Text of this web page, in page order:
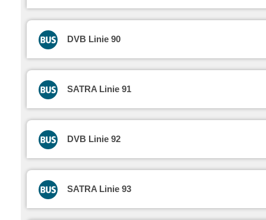
DVB Linie 90
SATRA Linie 91
DVB Linie 92
SATRA Linie 93